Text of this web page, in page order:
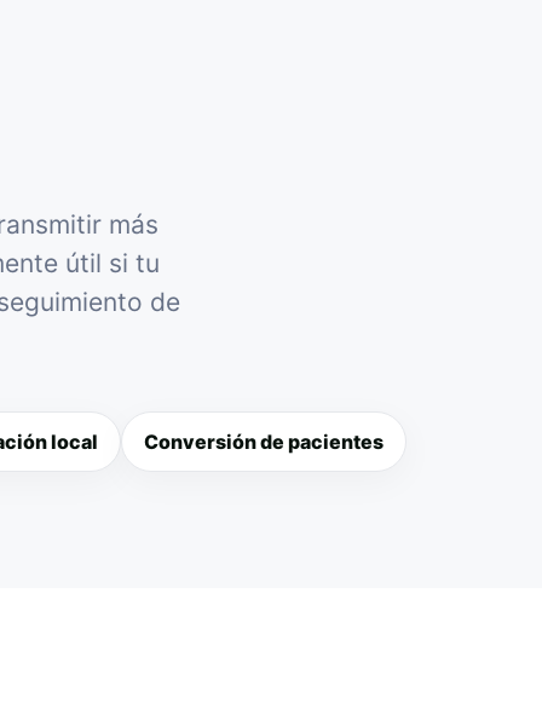
más
útil si tu
de
local Conversión de pacientes